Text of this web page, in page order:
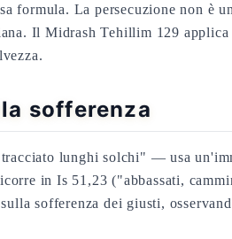
formula. La persecuzione non è
Il Midrash Tehillim 129
sofferenza
lunghi solchi" — usa
in Is 51,23 ("abbassati,
sofferenza dei giusti,